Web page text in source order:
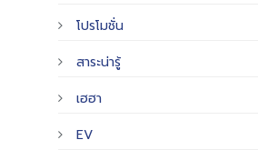
โปรโมชั่น
สาระน่ารู้
เฮฮา
EV